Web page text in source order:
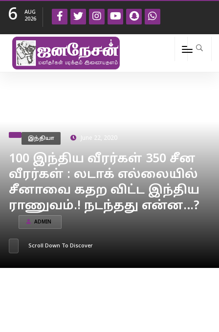
6
AUG
2026
இந்தியா June 22, 2020
100 இந்திய வீரர்கள் 350 சீன
வீரர்கள் : லடாக் எல்லையில்
சீனாவை கதற விட்ட இந்திய
ராணுவம்.! நடந்தது என்ன…?
ADMIN
Scroll Down To Discover